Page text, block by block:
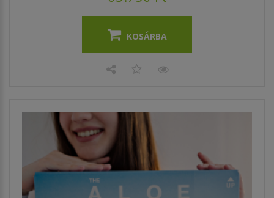
KOSÁRBA